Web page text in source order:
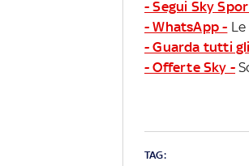
- Segui Sky
- WhatsApp -
- Guarda tutti
- Offerte Sky -
TAG: